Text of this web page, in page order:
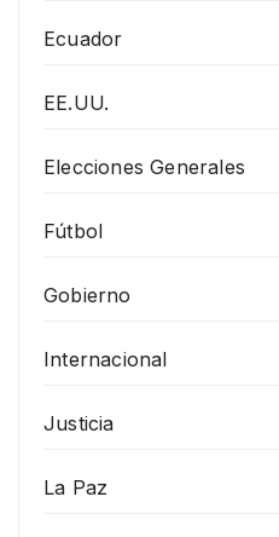
Ecuador
EE.UU.
Elecciones Generales
Fútbol
Gobierno
Internacional
Justicia
La Paz